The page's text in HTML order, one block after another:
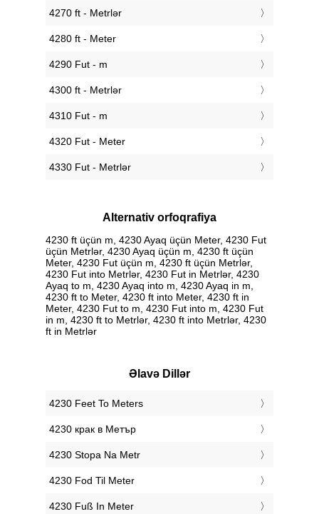
4270 ft - Metrlər
4280 ft - Meter
4290 Fut - m
4300 ft - Metrlər
4310 Fut - m
4320 Fut - Meter
4330 Fut - Metrlər
Alternativ orfoqrafiya
4230 ft üçün m, 4230 Ayaq üçün Meter, 4230 Fut
üçün Metrlər, 4230 Ayaq üçün m, 4230 ft üçün
Meter, 4230 Fut üçün m, 4230 ft üçün Metrlər,
4230 Fut into Metrlər, 4230 Fut in Metrlər, 4230
Ayaq to m, 4230 Ayaq into m, 4230 Ayaq in m,
4230 ft to Meter, 4230 ft into Meter, 4230 ft in
Meter, 4230 Fut to m, 4230 Fut into m, 4230 Fut
in m, 4230 ft to Metrlər, 4230 ft into Metrlər, 4230
ft in Metrlər
Əlavə Dillər
‎4230 Feet To Meters
‎4230 крак в Метър
‎4230 Stopa Na Metr
‎4230 Fod Til Meter
‎4230 Fuß In Meter